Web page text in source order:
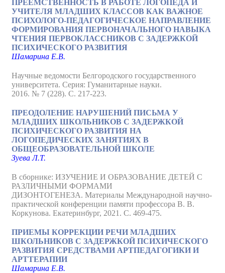
ПРЕЕМСТВЕННОСТЬ В РАБОТЕ ЛОГОПЕДА И
УЧИТЕЛЯ МЛАДШИХ КЛАССОВ КАК ВАЖНОЕ
ПСИХОЛОГО-ПЕДАГОГИЧЕСКОЕ НАПРАВЛЕНИЕ
ФОРМИРОВАНИЯ ПЕРВОНАЧАЛЬНОГО НАВЫКА
ЧТЕНИЯ ПЕРВОКЛАССНИКОВ С ЗАДЕРЖКОЙ
ПСИХИЧЕСКОГО РАЗВИТИЯ
Шамарина Е.В.
Научные ведомости Белгородского государственного
университета. Серия: Гуманитарные науки.
2016. № 7 (228). С. 217-223.
ПРЕОДОЛЕНИЕ НАРУШЕНИЙ ПИСЬМА У
МЛАДШИХ ШКОЛЬНИКОВ С ЗАДЕРЖКОЙ
ПСИХИЧЕСКОГО РАЗВИТИЯ НА
ЛОГОПЕДИЧЕСКИХ ЗАНЯТИЯХ В
ОБЩЕОБРАЗОВАТЕЛЬНОЙ ШКОЛЕ
Зуева Л.Т.
В сборнике: ИЗУЧЕНИЕ И ОБРАЗОВАНИЕ ДЕТЕЙ С
РАЗЛИЧНЫМИ ФОРМАМИ
ДИЗОНТОГЕНЕЗА. Материалы Международной научно-
практической конференции памяти профессора В. В.
Коркунова. Екатеринбург, 2021. С. 469-475.
ПРИЕМЫ КОРРЕКЦИИ РЕЧИ МЛАДШИХ
ШКОЛЬНИКОВ С ЗАДЕРЖКОЙ ПСИХИЧЕСКОГО
РАЗВИТИЯ СРЕДСТВАМИ АРТПЕДАГОГИКИ И
АРТТЕРАПИИ
Шамарина Е.В.